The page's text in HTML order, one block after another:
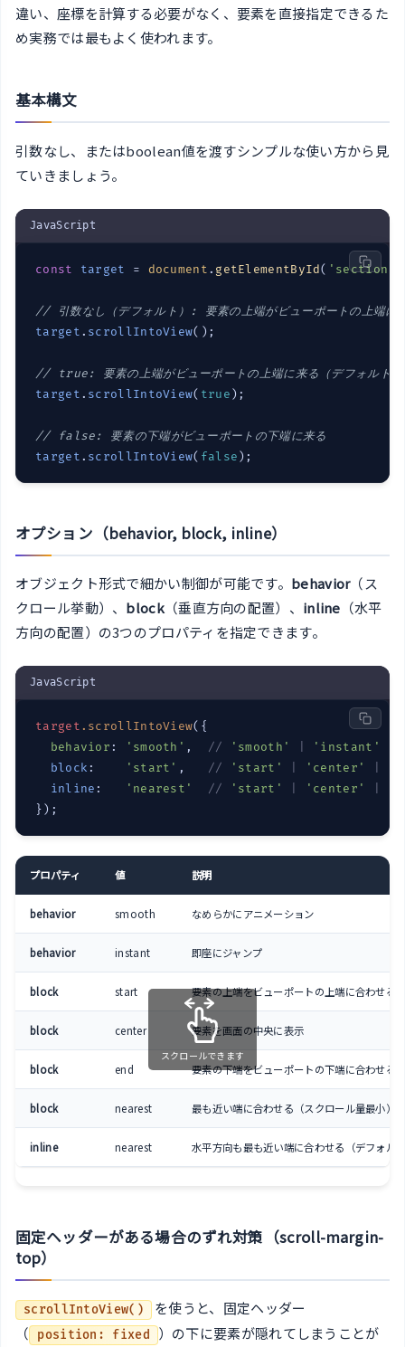
違い、座標を計算する必要がなく、要素を直接指定できるた
め実務では最もよく使われます。
基本構文
引数なし、またはboolean値を渡すシンプルな使い方から見
ていきましょう。
JavaScript
const target = document. getElementById( 'section-
// 引数なし（デフォルト）: 要素の上端がビューポートの上端に
target. scrollIntoView();
// true: 要素の上端がビューポートの上端に来る（デフォルトと
target. scrollIntoView( true);
// false: 要素の下端がビューポートの下端に来る
target. scrollIntoView( false);
オプション（behavior, block, inline）
オブジェクト形式で細かい制御が可能です。 behavior（ス
クロール挙動）、 block（垂直方向の配置）、 inline （水平
方向の配置）の3つのプロパティを指定できます。
JavaScript
target. scrollIntoView({
behavior : 'smooth' , // 'smooth' 'instant'
block : 'start' , // 'start' 'center'
inline : 'nearest' // 'start' 'center'
});
プロパティ 値 説明
behavior smooth なめらかにアニメーション
behavior instant 即座にジャンプ
block start 要素の上端をビューポートの上端に合わせる
block center 要素を画面の中央に表示
block end 要素の下端をビューポートの下端に合わせる
block nearest 最も近い端に合わせる（スクロール量最小）
inline nearest 水平方向も最も近い端に合わせる（デフォル
スクロールできます
固定ヘッダーがある場合のずれ対策（scroll-margin-
top）
scrollIntoView()
を使うと、固定ヘッダー
（
position: fixed ）の下に要素が隠れてしまうことが